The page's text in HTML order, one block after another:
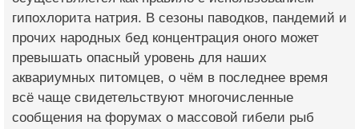
гипохлорита натрия. В сезоны паводков, пандемий и
прочих народных бед концентрация оного может
превышать опасный уровень для наших
аквариумных питомцев, о чём в последнее время
всё чаще свидетельствуют многочисленные
сообщения на форумах о массовой гибели рыб